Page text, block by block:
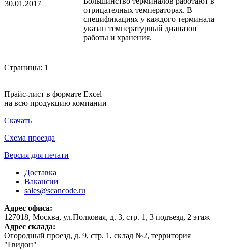
30.01.2017
отрицателных температорах. В
спецификациях у каждого терминала
указан температурный диапазон
работы и хранения.
Страницы: 1
Прайс-лист в формате Excel
на всю продукцию компании
Скачать
Схема проезда
Версия для печати
Доставка
Вакансии
sales@scancode.ru
Адрес офиса:
127018, Москва, ул.Полковая, д. 3, стр. 1, 3 подъезд, 2 этаж
Адрес склада:
Огородный проезд, д. 9, стр. 1, склад №2, территория
"Гвидон"